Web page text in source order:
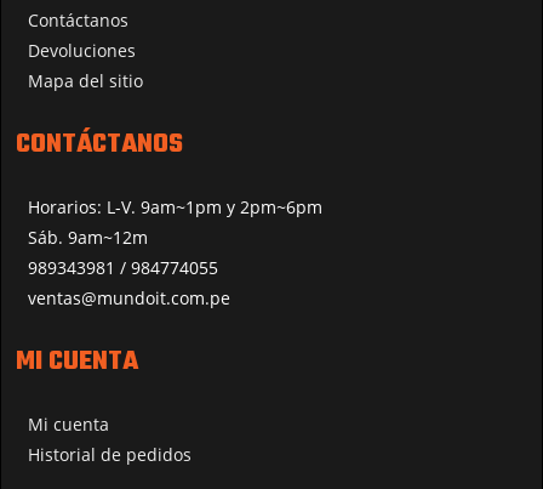
Contáctanos
Devoluciones
Mapa del sitio
CONTÁCTANOS
Horarios: L-V. 9am~1pm y 2pm~6pm
Sáb. 9am~12m
989343981 / 984774055
ventas@mundoit.com.pe
MI CUENTA
Mi cuenta
Historial de pedidos